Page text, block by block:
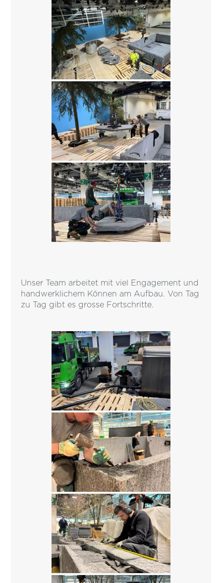
Unser Team arbeitet mit viel Engagement und
handwerklichem Können am Aufbau. Von Tag
zu Tag gibt es grosse Fortschritte.